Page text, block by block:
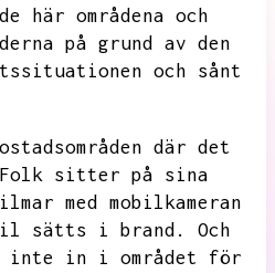
områdena och
på grund av den
och sånt
där det
Folk sitter på sina
med mobilkameran
sätts i brand.
Och
inte in i området för